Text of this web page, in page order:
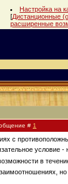
Настройка на
[Дистанционные
расширенные
# 1
с
в